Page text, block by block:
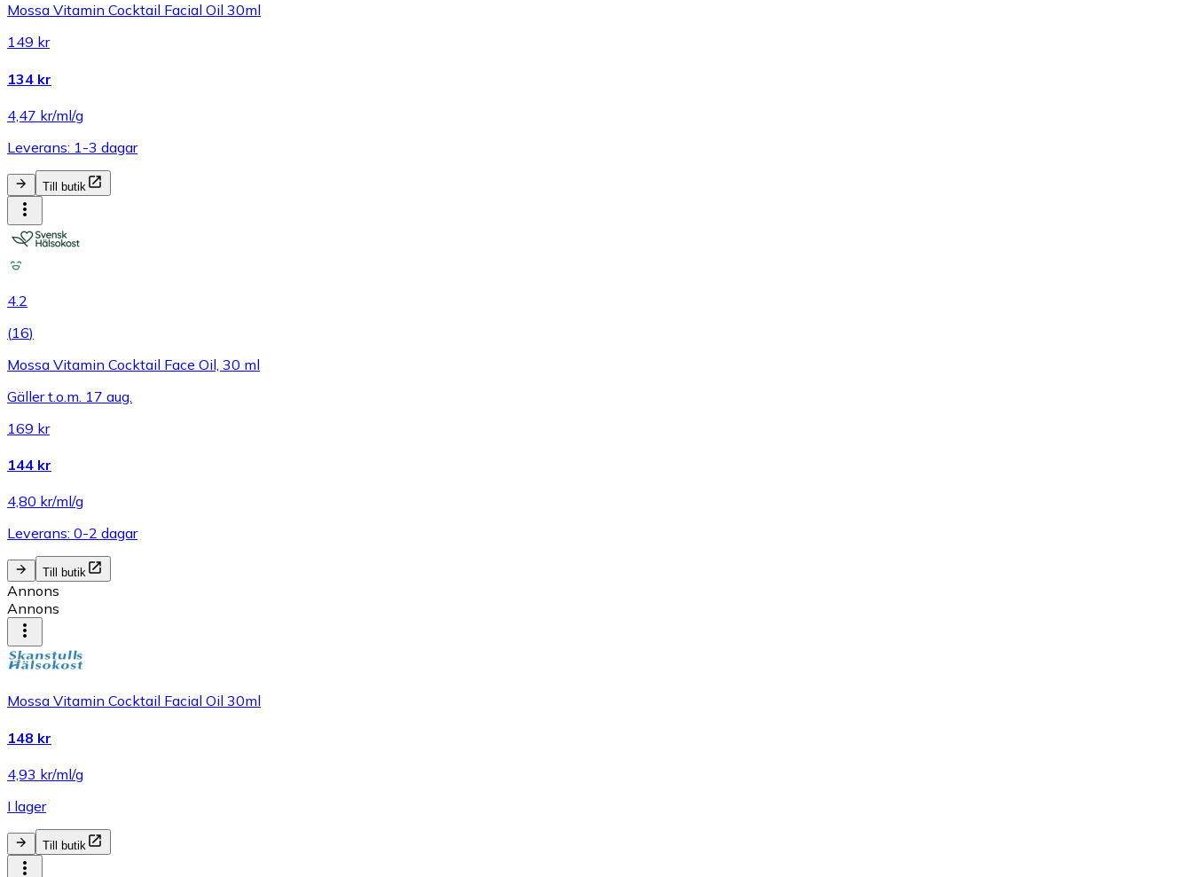
Mossa Vitamin Cocktail Facial Oil 30ml
149 kr
134 kr
4,47 kr/ml/g
Leverans: 1-3 dagar
Till butik
4.2
(16)
Mossa Vitamin Cocktail Face Oil, 30 ml
Gäller t.o.m. 17 aug.
169 kr
144 kr
4,80 kr/ml/g
Leverans: 0-2 dagar
Till butik
Annons
Annons
Mossa Vitamin Cocktail Facial Oil 30ml
148 kr
4,93 kr/ml/g
I lager
Till butik